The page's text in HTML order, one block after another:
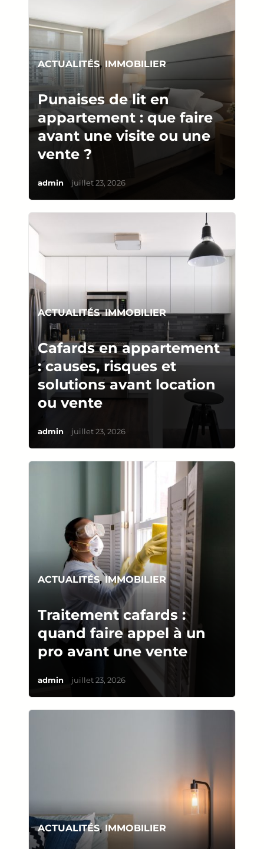
ACTUALITÉS,IMMOBILIER
Punaises de lit en
appartement : que faire
avant une visite ou une
vente ?
admin juillet 23, 2026
ACTUALITÉS,IMMOBILIER
Cafards en appartement
: causes, risques et
solutions avant location
ou vente
admin juillet 23, 2026
ACTUALITÉS,IMMOBILIER
Traitement cafards :
quand faire appel à un
pro avant une vente
admin juillet 23, 2026
ACTUALITÉS, IMMOBILIER